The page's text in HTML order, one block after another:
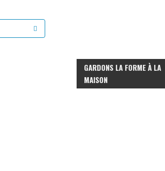
GARDONS LA FORME À LA
MAISON